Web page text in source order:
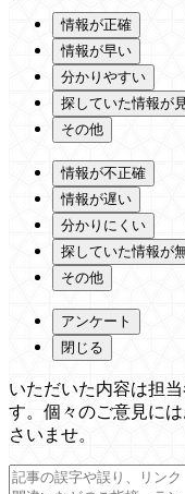
情報が正確
情報が早い
分かりやすい
探していた情報が
その他
情報が不正確
情報が遅い
分かりにくい
探していた情報が
その他
アンケート
閉じる
いただいた内容は担
す。個々のご意見に
さいませ。